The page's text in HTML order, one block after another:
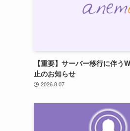
【重要】サーバー移行に伴う
止のお知らせ
2026.8.07